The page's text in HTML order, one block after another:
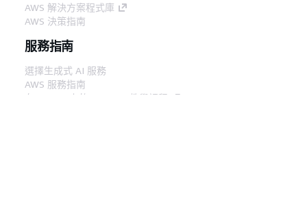
AWS 解決方案程式庫
AWS 決策指南
服務指南
選擇生成式 AI 服務
AWS 服務指南
在 GitHub 上的 AWS CLI 教學課程